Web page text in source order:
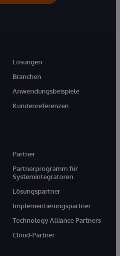
Lösungen
Branchen
Anwendungsbeispiele
Kundenreferenzen
Partner
Partnerprogramm für
Systemintegratoren
Lösungspartner
Implementierungspartner
Technology Alliance Partners
Cloud-Partner